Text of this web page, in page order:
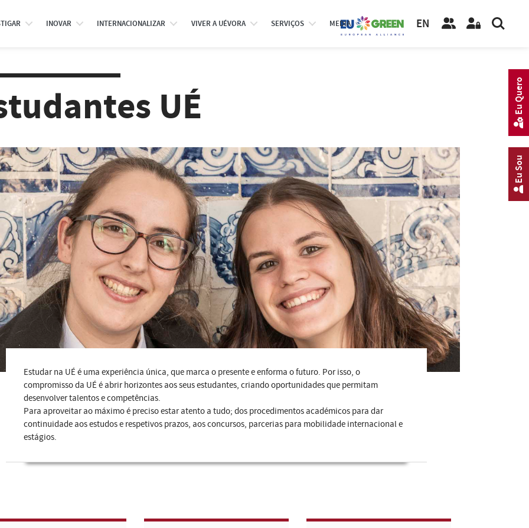
INOVAR INTERNACIONALIZAR VIVER A UÉVORA SERVIÇOS MEDIA EN
UÉ
Estudar na UÉ é uma experiência única, que marca o presente e enforma o futuro. Por isso, o
compromisso da UÉ é abrir horizontes aos seus estudantes, criando oportunidades que permitam
desenvolver talentos e competências.
Para aproveitar ao máximo é preciso estar atento a tudo; dos procedimentos académicos para dar
continuidade aos estudos e respetivos prazos, aos concursos, parcerias para mobilidade internacional e
estágios.
Eu Sou
Eu Quero